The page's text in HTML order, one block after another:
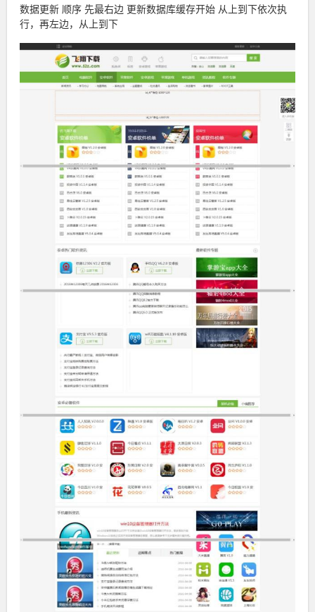
数据更新 顺序 先最右边 更新数据库缓存开始 从上到下依次执
行，再左边，从上到下